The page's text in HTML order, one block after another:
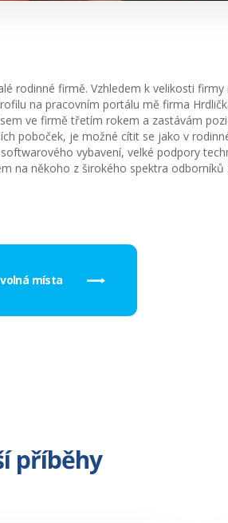
rodinné firmě. Vzhledem k velikosti
na pracovním portálu mě firma
ve firmě třetím rokem a zastávám
poboček, je možné cítit se jako v
vybavení, velké podpory
na někoho z širokého spektra odborníků
místa
příběhy